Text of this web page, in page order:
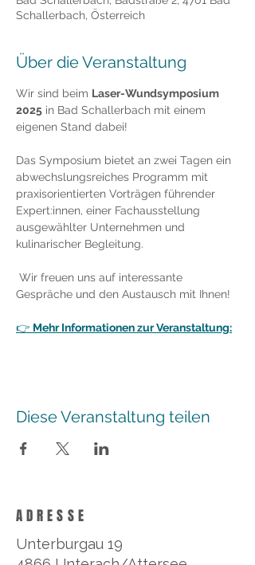
Schallerbach, Österreich
Über die Veranstaltung
Wir sind beim Laser-Wundsymposium
2025 in Bad Schallerbach mit einem
eigenen Stand dabei!
Das Symposium bietet an zwei Tagen ein
abwechslungsreiches Programm mit
praxisorientierten Vorträgen führender
Expert:innen, einer Fachausstellung
ausgewählter Unternehmen und
kulinarischer Begleitung.
Gespräche und den Austausch mit Ihnen!
👉 Mehr Informationen zur Veranstaltung:
Diese Veranstaltung teilen
ADRESSE
Unterburgau 19